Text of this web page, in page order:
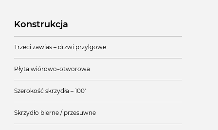
Konstrukcja
Trzeci zawias – drzwi przylgowe
Płyta wiórowo-otworowa
Szerokość skrzydła – 100'
Skrzydło bierne / przesuwne